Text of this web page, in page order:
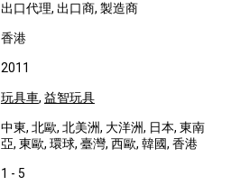
出口代理, 出口商, 製造商
香港
2011
玩具車, 益智玩具
中東, 北歐, 北美洲, 大洋洲, 日本, 東南
亞, 東歐, 環球, 臺灣, 西歐, 韓國, 香港
1 - 5